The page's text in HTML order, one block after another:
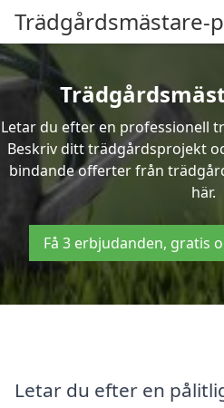
Trädgårdsmästare-
Letar du efter en professionell
Beskriv ditt trädgårdsprojekt
bindande offerter från
här.
Få 3 erbjudanden, gratis
Letar du efter en